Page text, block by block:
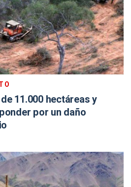
11.000 hectáreas y
por un daño